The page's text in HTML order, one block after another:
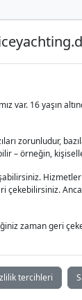
Charter
var. 16 yaşın
zorunludur,
– örneğin,
çekebilirsiniz.
zaman geri
tercihleri